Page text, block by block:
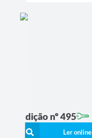
Edição nº 495
Ler online